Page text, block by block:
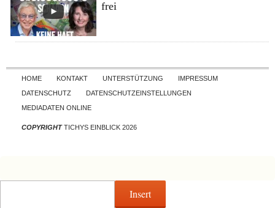
frei
Skip to content
HOME KONTAKT UNTERSTÜTZUNG
IMPRESSUM
DATENSCHUTZ
DATENSCHUTZEINSTELLUNGEN
MEDIADATEN ONLINE
COPYRIGHTTICHYS EINBLICK 2026
Insert